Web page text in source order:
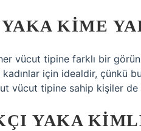
KIME
vücut tipine farklı bir
için idealdir, çünkü
vücut tipine sahip kişiler
YAKA